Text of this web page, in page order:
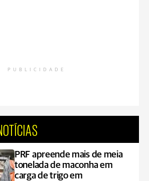
PUBLICIDADE
PRF apreende mais de meia
tonelada de maconha em
carga de trigo em